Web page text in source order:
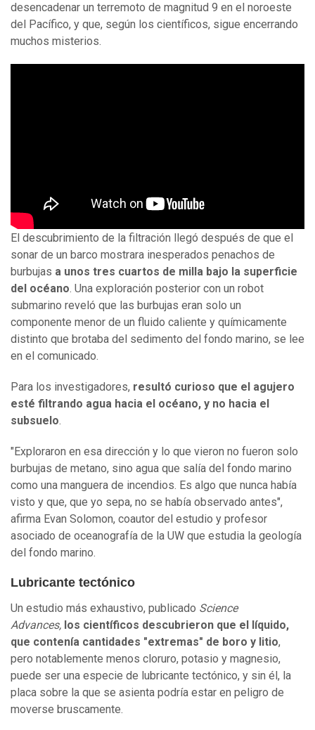
desencadenar un terremoto de magnitud 9 en el noroeste
del Pacífico, y que, según los científicos, sigue encerrando
muchos misterios.
El descubrimiento de la filtración llegó después de que el
sonar de un barco mostrara inesperados penachos de
burbujas a unos tres cuartos de milla bajo la superficie
del océano . Una exploración posterior con un robot
submarino reveló que las burbujas eran solo un
componente menor de un fluido caliente y químicamente
distinto que brotaba del sedimento del fondo marino, se lee
en el comunicado.
Para los investigadores, resultó curioso que el agujero
esté filtrando agua hacia el océano, y no hacia el
subsuelo
"Exploraron en esa dirección y lo que vieron no fueron solo
burbujas de metano, sino agua que salía del fondo marino
como una manguera de incendios. Es algo que nunca había
visto y que, que yo sepa, no se había observado antes",
afirma Evan Solomon, coautor del estudio y profesor
asociado de oceanografía de la UW que estudia la geología
del fondo marino.
Lubricante tectónico
Un estudio más exhaustivo, publicado Science
Advances, los científicos descubrieron que el líquido,
que contenía cantidades "extremas" de boro y litio,
pero notablemente menos cloruro, potasio y magnesio,
puede ser una especie de lubricante tectónico, y sin él, la
placa sobre la que se asienta podría estar en peligro de
moverse bruscamente.